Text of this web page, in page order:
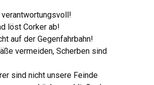
löst Corker ab!
auf der Gegenfahrbahn!
vermeiden, Scherben sind
sind nicht unsere Feinde